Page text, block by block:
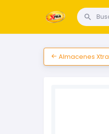
Almacenes Xtra